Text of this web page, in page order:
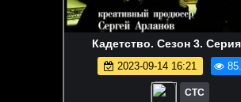
Кадетство. Сезон 3.
2023-09-14 16:21
СТС